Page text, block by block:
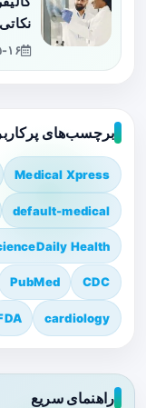
برچسب‌های
Medical Xpress
default-medical
Health
CDC
PubMed
cardiology
راهنمای سریع